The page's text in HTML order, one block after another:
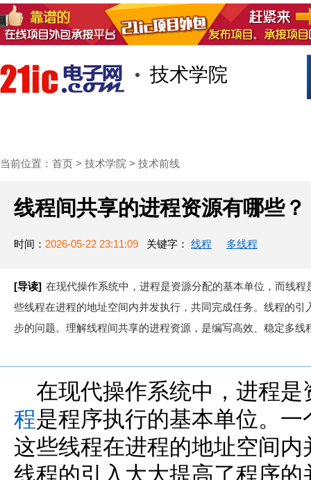
技术学院
当前位置： 首页 > 技术学院 > 技术前线
线程间共享的进程资源有哪些？
时间： 2026-05-22 23:11:09 关键字： 线程 多线程
[导读] 在现代操作系统中，进程是资源分配的基本单位，而线
些线程在进程的地址空间内并发执行，共同完成任务。线程的
步的问题。理解线程间共享的进程资源，是编写高效、稳定多线
在现代操作系统中，进程
程是程序执行的基本单位。
这些线程在进程的地址空间
线程的引入大大提高了程序